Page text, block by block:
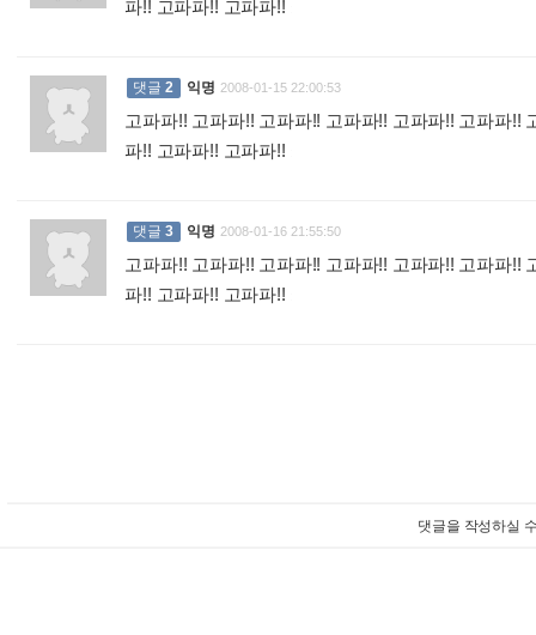
파!! 고파파!! 고파파!!
댓글 2 익명 2008-01-15 22:00:53
고파파!! 고파파!! 고파파!! 고파파!! 고파파!! 고파파!!
파!! 고파파!! 고파파!!
댓글 3 익명 2008-01-16 21:55:50
고파파!! 고파파!! 고파파!! 고파파!! 고파파!! 고파파!!
파!! 고파파!! 고파파!!
댓글을 작성하실